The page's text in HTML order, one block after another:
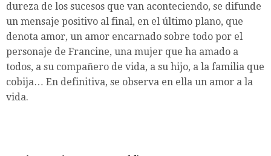
dureza de los sucesos que van aconteciendo, se difunde
un mensaje positivo al final, en el último plano, que
denota amor, un amor encarnado sobre todo por el
personaje de Francine, una mujer que ha amado a
todos, a su compañero de vida, a su hijo, a la familia que
cobija… En definitiva, se observa en ella un amor a la
vida.